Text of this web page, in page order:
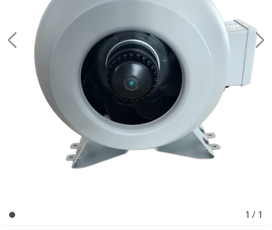
1 / 1